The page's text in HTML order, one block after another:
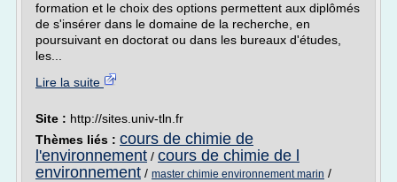
formation et le choix des options permettent aux diplômés
de s'insérer dans le domaine de la recherche, en
poursuivant en doctorat ou dans les bureaux d'études,
les...
Lire la suite
Site : http://sites.univ-tln.fr
Thèmes liés : cours de chimie de
l'environnement / cours de chimie de l
environnement / master chimie environnement marin /